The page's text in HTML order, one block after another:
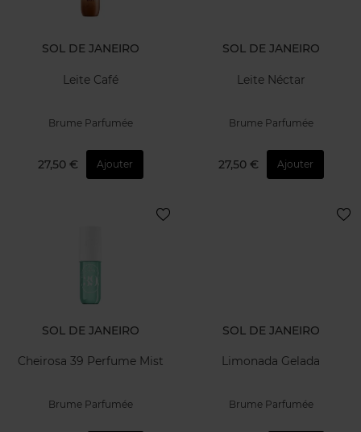
SOL DE JANEIRO
Leite Café
Brume Parfumée
27,50 € Ajouter
SOL DE JANEIRO
Leite Néctar
Brume Parfumée
27,50 € Ajouter
SOL DE JANEIRO
Cheirosa 39 Perfume Mist
Brume Parfumée
SOL DE JANEIRO
Limonada Gelada
Brume Parfumée